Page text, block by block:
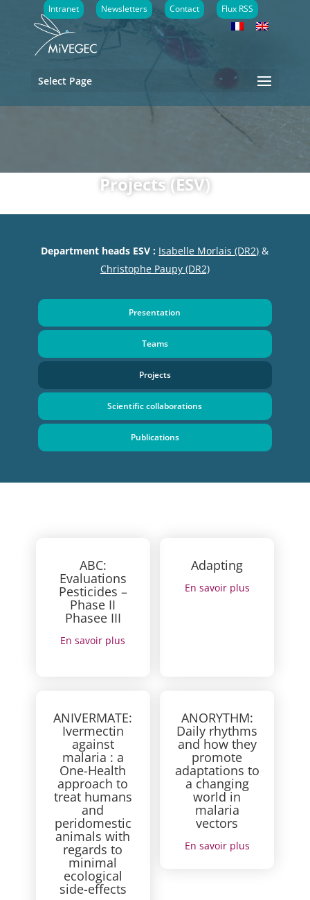
Intranet Newsletters Contact Flux RSS
Select Page
Projects (ESV)
Department heads ESV : Isabelle Morlais (DR2) &
Christophe Paupy (DR2)
Presentation
Teams
Projects
Scientific collaborations
Publications
ABC:
Evaluations
Pesticides –
Phase II
Phasee III
En savoir plus
Adapting
En savoir plus
ANIVERMATE:
Ivermectin
against
malaria : a
One-Health
approach to
treat humans
and
peridomestic
animals with
regards to
minimal
ecological
side-effects
ANORYTHM:
Daily rhythms
and how they
promote
adaptations to
a changing
world in
malaria
vectors
En savoir plus